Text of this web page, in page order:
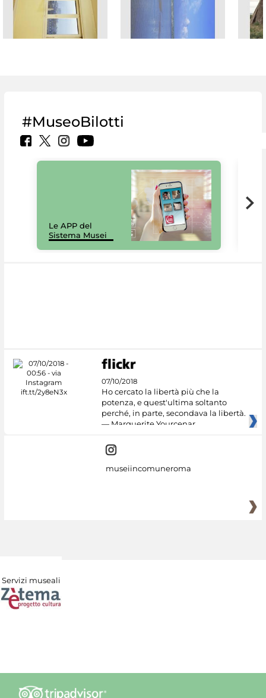
#MuseoBilotti
Le APP del
Sistema Musei
07/10/2018
Ho cercato la libertà più che la
potenza, e quest'ultima soltanto
perché, in parte, secondava la libertà.
— Marguerite Yourcenar
museiincomuneroma
Servizi museali